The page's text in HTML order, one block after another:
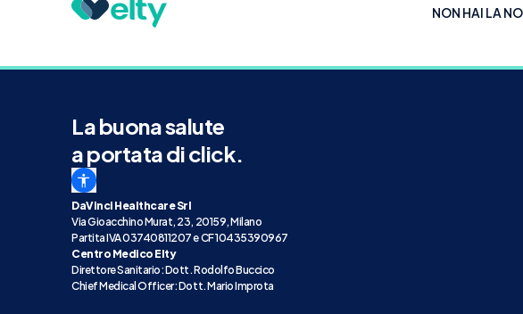
NON HAI LA
La buona salute
a portata di click.
DaVinci Healthcare Srl
Via Gioacchino Murat, 23, 20159, Milano
Partita IVA 03740811207 e CF 10435390967
Centro Medico Elty
Direttore Sanitario: Dott. Rodolfo Buccico
Chief Medical Officer: Dott. Mario Improta